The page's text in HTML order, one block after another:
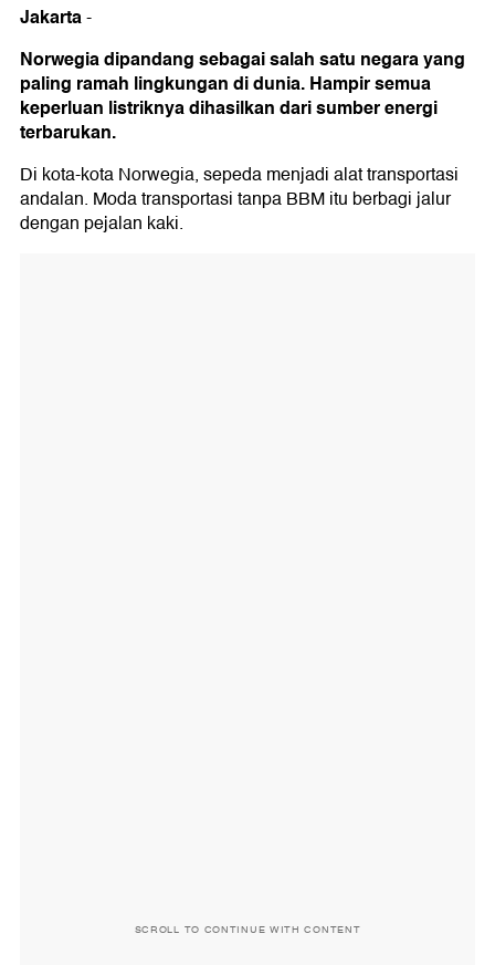
Jakarta-
Norwegia dipandang sebagai salah satu negara yang
paling ramah lingkungan di dunia. Hampir semua
keperluan listriknya dihasilkan dari sumber energi
terbarukan.
Di kota-kota Norwegia, sepeda menjadi alat transportasi
andalan. Moda transportasi tanpa BBM itu berbagi jalur
dengan pejalan kaki.
SCROLL TO CONTINUE WITH CONTENT